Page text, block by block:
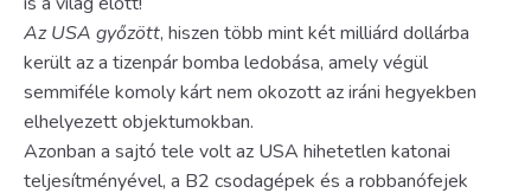
Az USA győzött, hiszen több mint két milliárd dollárba
került az a tizenpár bomba ledobása, amely végül
semmiféle komoly kárt nem okozott az iráni hegyekben
elhelyezett objektumokban.
Azonban a sajtó tele volt az USA hihetetlen katonai
teljesítményével, a B2 csodagépek és a robbanófejek